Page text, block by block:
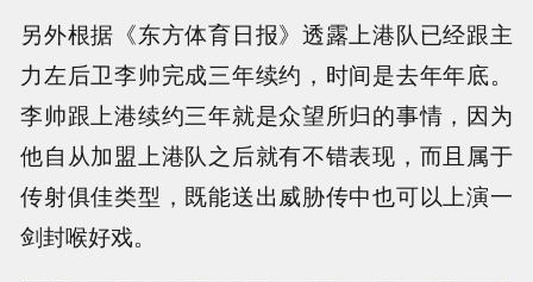
另外根据《东方体育日报》透露上港队已经跟主
力左后卫李帅完成三年续约，时间是去年年底。
李帅跟上港续约三年就是众望所归的事情，因为
他自从加盟上港队之后就有不错表现，而且属于
传射俱佳类型，既能送出威胁传中也可以上演一
剑封喉好戏。